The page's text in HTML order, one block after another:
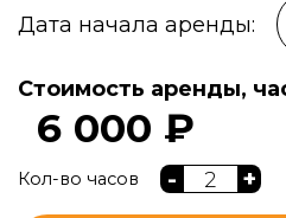
Дата начала аренды:
Стоимость аренды,
6 000 ₽
Кол-во часов - +